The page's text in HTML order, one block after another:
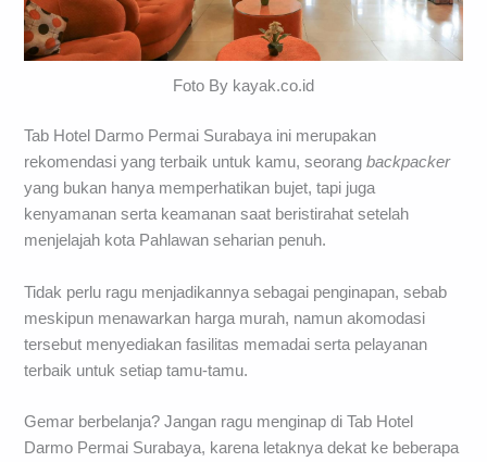
Foto By kayak.co.id
Tab Hotel Darmo Permai Surabaya ini merupakan
rekomendasi yang terbaik untuk kamu, seorangbackpacker
yang bukan hanya memperhatikan bujet, tapi juga
kenyamanan serta keamanan saat beristirahat setelah
menjelajah kota Pahlawan seharian penuh.
Tidak perlu ragu menjadikannya sebagai penginapan, sebab
meskipun menawarkan harga murah, namun akomodasi
tersebut menyediakan fasilitas memadai serta pelayanan
terbaik untuk setiap tamu-tamu.
Gemar berbelanja? Jangan ragu menginap di Tab Hotel
Darmo Permai Surabaya, karena letaknya dekat ke beberapa